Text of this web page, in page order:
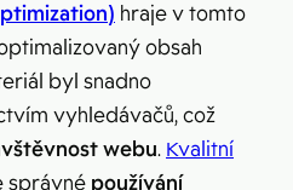
hraje v tomto
obsah
byl snadno
vyhledávačů, což
webu. Kvalitní
správné používání